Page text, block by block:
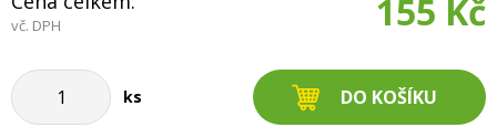
vč. DPH 155 Kč
ks